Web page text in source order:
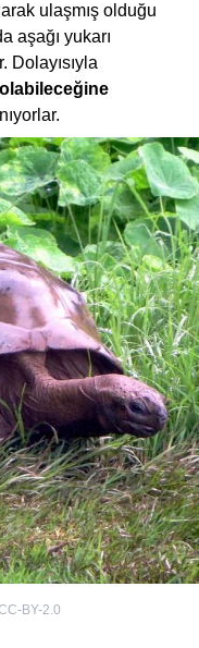
ulaşmış olduğu
aşağı yukarı
Dolayısıyla
BY-2.0